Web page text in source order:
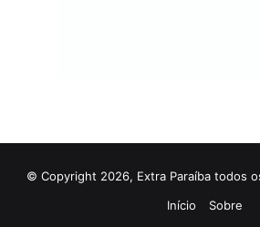
© Copyright 2026, Extra Paraíba todos
Início
Sobre